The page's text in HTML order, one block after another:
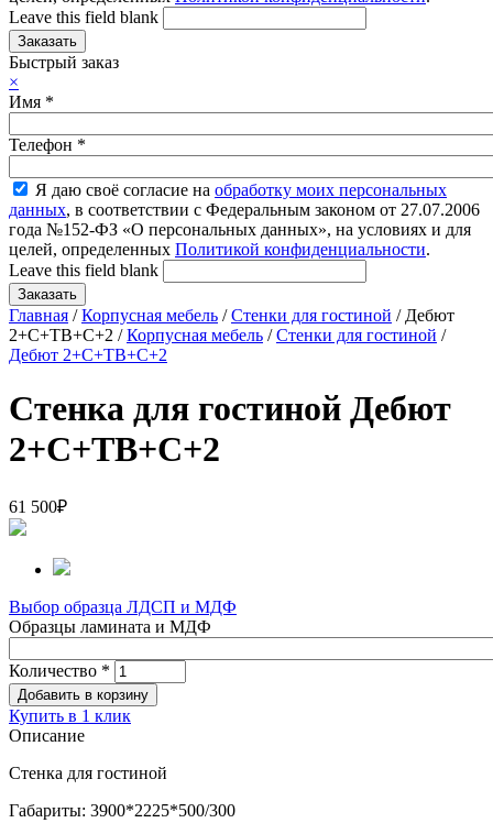
Leave this field blank
Быстрый заказ
×
Имя *
Телефон *
Я даю своё согласие на обработку моих персональных
данных, в соответствии с Федеральным законом от 27.07.2006
года №152-ФЗ «О персональных данных», на условиях и для
целей, определенных Политикой конфиденциальности.
Leave this field blank
Главная /Корпусная мебель /Стенки для гостиной / Дебют
2+С+ТВ+С+2 /Корпусная мебель /Стенки для гостиной /
Дебют 2+С+ТВ+С+2
Стенка для гостиной Дебют
2+С+ТВ+С+2
61 500₽
Выбор образца ЛДСП и МДФ
Образцы ламината и МДФ
Количество *
Купить в 1 клик
Описание
Стенка для гостиной
Габариты: 3900*2225*500/300